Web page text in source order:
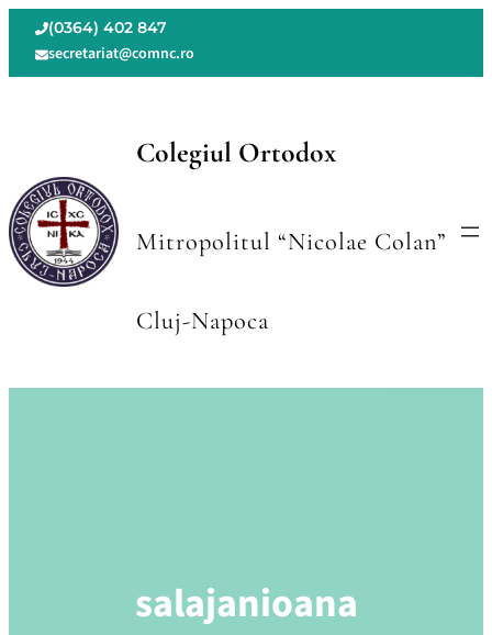
content
(0364) 402 847
secretariat@comnc.ro
Colegiul Ortodox
Mitropolitul “Nicolae Colan”
Cluj-Napoca
salajanioana